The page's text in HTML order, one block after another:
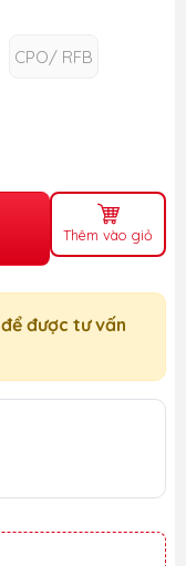
CPO/ RFB
Thêm vào giỏ
để được tư vấn